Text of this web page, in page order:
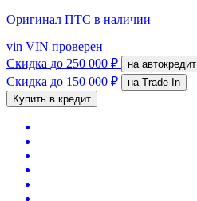
Оригинал ПТС в наличии
vin VIN проверен
Скидка до 250 000 ₽ на автокредит
Скидка до 150 000 ₽
на Trade-In
Купить в кредит